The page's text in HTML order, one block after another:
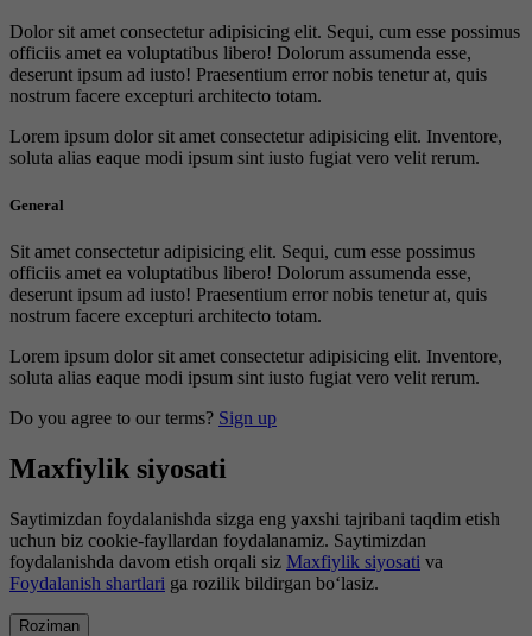
Dolor sit amet consectetur adipisicing elit. Sequi, cum esse possimus
officiis amet ea voluptatibus libero! Dolorum assumenda esse,
deserunt ipsum ad iusto! Praesentium error nobis tenetur at, quis
nostrum facere excepturi architecto totam.
Lorem ipsum dolor sit amet consectetur adipisicing elit. Inventore,
soluta alias eaque modi ipsum sint iusto fugiat vero velit rerum.
General
Sit amet consectetur adipisicing elit. Sequi, cum esse possimus
officiis amet ea voluptatibus libero! Dolorum assumenda esse,
deserunt ipsum ad iusto! Praesentium error nobis tenetur at, quis
nostrum facere excepturi architecto totam.
Lorem ipsum dolor sit amet consectetur adipisicing elit. Inventore,
soluta alias eaque modi ipsum sint iusto fugiat vero velit rerum.
Do you agree to our terms? Sign up
Maxfiylik siyosati
Saytimizdan foydalanishda sizga eng yaxshi tajribani taqdim etish
uchun biz cookie-fayllardan foydalanamiz. Saytimizdan
foydalanishda davom etish orqali siz Maxfiylik siyosati va
Foydalanish shartlari ga rozilik bildirgan bo‘lasiz.
Roziman